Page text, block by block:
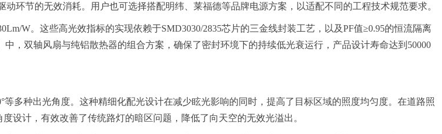
环节的无效消耗。用户也可选择搭配明纬、莱福德等品牌电源方案，以适配不同的工程技术规范要求。
W。这些高光效指标的实现依赖于SMD3030/2835芯片的三金线封装工艺，以及PF值≥0.95的恒流隔离
，双轴风扇与纯铝散热器的组合方案，确保了密封环境下的持续低光衰运行，产品设计寿命达到50000
等多种出光角度。这种精细化配光设计在减少眩光影响的同时，提高了目标区域的照度均匀度。在道路照
设计，有效改善了传统路灯的暗区问题，降低了向天空的无效光溢出。